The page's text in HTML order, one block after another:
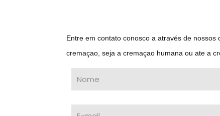
Entre em contato conosco a através de
cremaçao, seja a cremaçao humana ou ate a